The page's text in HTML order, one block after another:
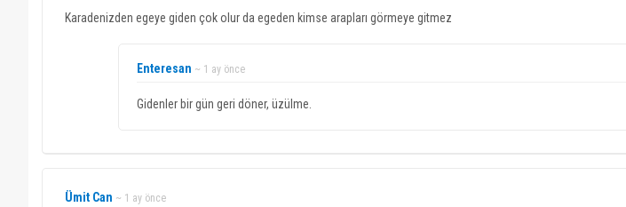
Karadenizden egeye giden çok olur da egeden kimse arapları görmeye gitmez
Enteresan ~ 1 ay önce
Gidenler bir gün geri döner, üzülme.
Ümit Can ~ 1 ay önce